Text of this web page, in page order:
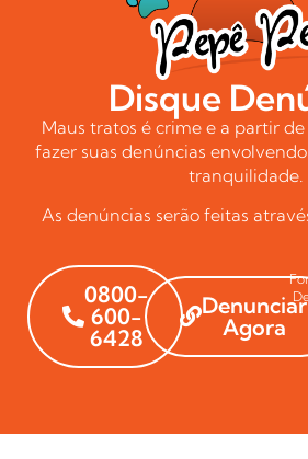
Disque
Maus tratos é crime e a partir
fazer suas denúncias
tranquilidade.
As denúncias serão feitas
0800-
600-
6428
Denunciar
Agora